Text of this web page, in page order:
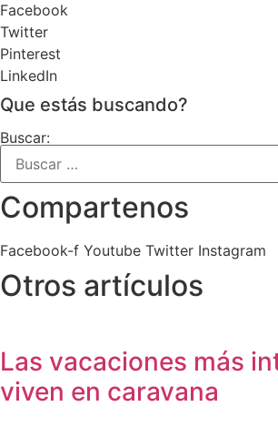
Facebook
Twitter
Pinterest
LinkedIn
Que estás buscando?
Buscar:
Compartenos
Facebook-f Youtube Twitter Instagram
Otros artículos
Las vacaciones más
viven en caravana